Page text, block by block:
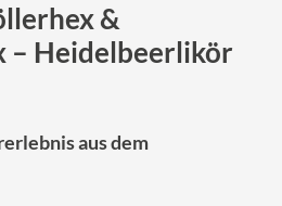
&
– Heidelbeerlikör
aus dem